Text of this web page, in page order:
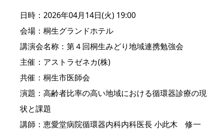
日時：2026年04月14日(火) 19:00
会場：桐生グランドホテル
講演会名称：第４回桐生みどり地域連携勉強会
主催：アストラゼネカ(株)
共催：桐生市医師会
演題：高齢者比率の高い地域における循環器診療の現
状と課題
講師：恵愛堂病院循環器内科内科医長 小此木 修一